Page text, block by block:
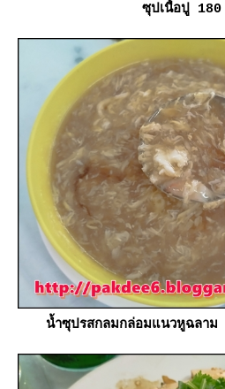
ซุปเนื้อปู
น้ำซุปรสกลมกล่อมแนวหูฉลาม